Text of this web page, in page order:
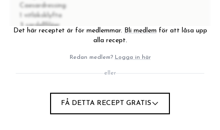
Caesardressing:
1 vitlöksklyfta
3 sardellfiléer
2 tsk dijonsenap
3 msk finriven parmesanost
Till servering (per portion):
5 coctailtomater
Det här receptet är för medlemmar. Bli medlem för att låsa upp
alla recept.
Redan medlem? Logga in här
eller
FÅ DETTA RECEPT GRATIS